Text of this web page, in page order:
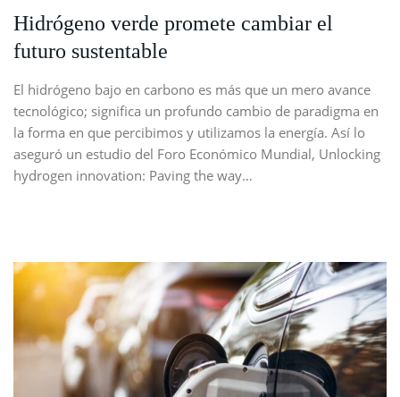
Hidrógeno verde promete cambiar el
futuro sustentable
El hidrógeno bajo en carbono es más que un mero avance
tecnológico; significa un profundo cambio de paradigma en
la forma en que percibimos y utilizamos la energía. Así lo
aseguró un estudio del Foro Económico Mundial, Unlocking
hydrogen innovation: Paving the way…